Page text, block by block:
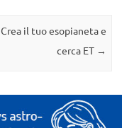
Crea il tuo esopianeta e
cerca ET →